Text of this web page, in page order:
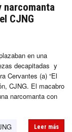
narcomanta
CJNG
en una
decapitadas y
Cervantes (a) “El
CJNG. El macabro
narcomanta con
Leer más